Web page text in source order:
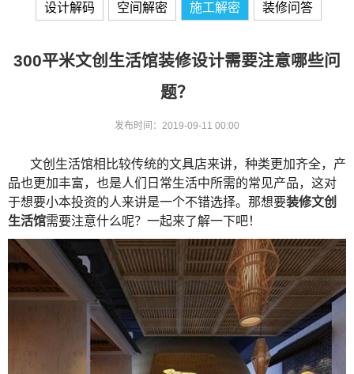
设计解码 空间解密 施工解密 装修问答
300平米文创生活馆装修设计需要注意哪些问
题？
发布时间：2019-09-11 00:00
文创生活馆相比较传统的文具店来讲，种类更加齐全，产
品也更加丰富，也是人们日常生活中所需的常见产品，这对
于想要小本投资的人来讲是一个不错选择。那想要装修文创
生活馆需要注意什么呢？一起来了解一下吧！